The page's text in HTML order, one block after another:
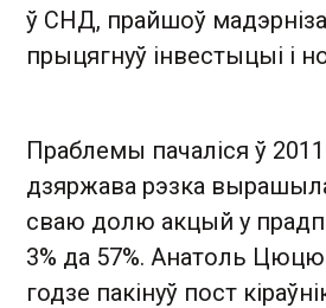
ў СНД, прайшоў
прыцягнуў інвестыцыі і
Праблемы пачаліся ў 2011
дзяржава рэзка
сваю долю акцый у
3% да 57%. Анатоль
годзе пакінуў пост